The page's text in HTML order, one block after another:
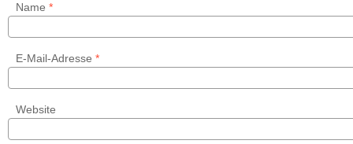
Name *
E-Mail-Adresse *
Website